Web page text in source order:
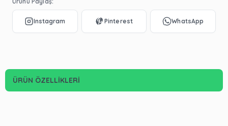
ÜRÜN ÖZELLIKLERI